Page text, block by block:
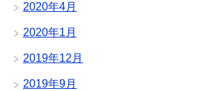
2020年4月
2020年1月
2019年12月
2019年9月